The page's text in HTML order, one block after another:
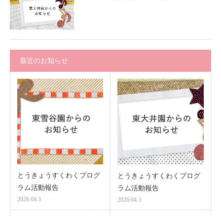
最近のお知らせ
とうきょうすくわくプログ
ラム活動報告
2026.04.3
とうきょうすくわくプログ
ラム活動報告
2026.04.3